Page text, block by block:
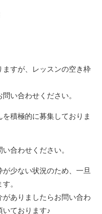
すが、レッスンの空き枠
い合わせください。
積極的に募集しておりま
合わせください。
少ない状況のため、一旦
。
ありましたらお問い合わ
ております♪